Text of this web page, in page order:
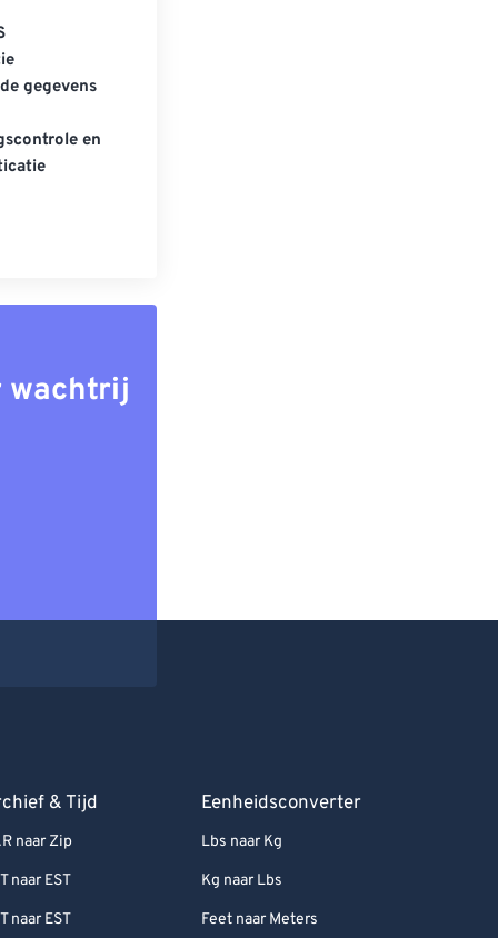
gegevens
en
wachtrij
& Tijd
naar Zip
naar EST
naar EST
Eenheidsconverter
Lbs naar Kg
Kg naar Lbs
Feet naar Meters